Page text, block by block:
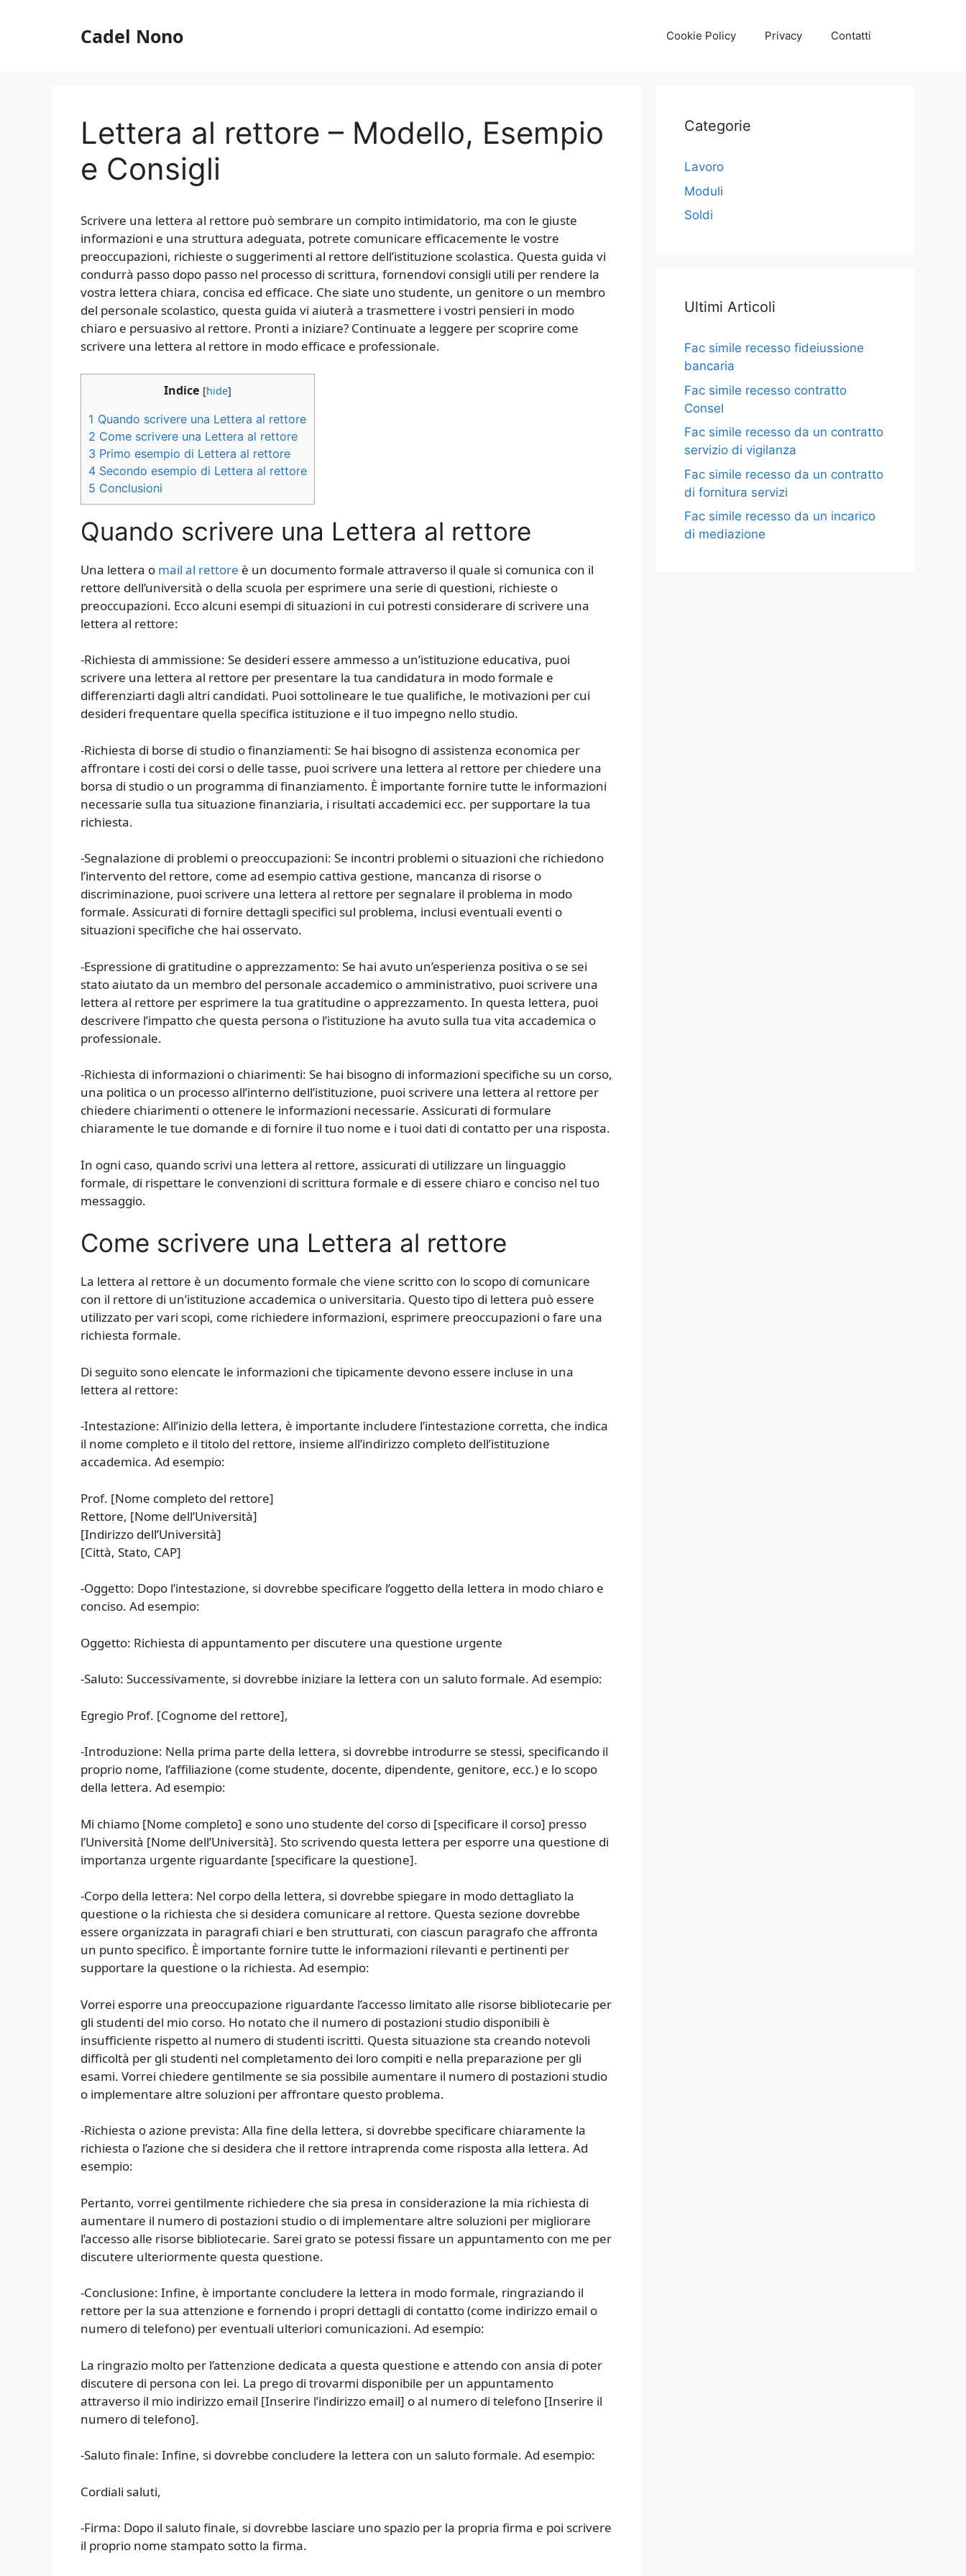
Cadel Nono Cookie Policy Privacy Contatti
Lettera al rettore – Modello, Esempio
e Consigli
Scrivere una lettera al rettore può sembrare un compito intimidatorio, ma con le giuste
informazioni e una struttura adeguata, potrete comunicare efficacemente le vostre
preoccupazioni, richieste o suggerimenti al rettore dell’istituzione scolastica. Questa guida vi
condurrà passo dopo passo nel processo di scrittura, fornendovi consigli utili per rendere la
vostra lettera chiara, concisa ed efficace. Che siate uno studente, un genitore o un membro
del personale scolastico, questa guida vi aiuterà a trasmettere i vostri pensieri in modo
chiaro e persuasivo al rettore. Pronti a iniziare? Continuate a leggere per scoprire come
scrivere una lettera al rettore in modo efficace e professionale.
Indice [hide]
1 Quando scrivere una Lettera al rettore
2 Come scrivere una Lettera al rettore
3 Primo esempio di Lettera al rettore
4 Secondo esempio di Lettera al rettore
5 Conclusioni
Quando scrivere una Lettera al rettore
Una lettera o mail al rettore è un documento formale attraverso il quale si comunica con il
rettore dell’università o della scuola per esprimere una serie di questioni, richieste o
preoccupazioni. Ecco alcuni esempi di situazioni in cui potresti considerare di scrivere una
lettera al rettore:
-Richiesta di ammissione: Se desideri essere ammesso a un’istituzione educativa, puoi
scrivere una lettera al rettore per presentare la tua candidatura in modo formale e
differenziarti dagli altri candidati. Puoi sottolineare le tue qualifiche, le motivazioni per cui
desideri frequentare quella specifica istituzione e il tuo impegno nello studio.
-Richiesta di borse di studio o finanziamenti: Se hai bisogno di assistenza economica per
affrontare i costi dei corsi o delle tasse, puoi scrivere una lettera al rettore per chiedere una
borsa di studio o un programma di finanziamento. È importante fornire tutte le informazioni
necessarie sulla tua situazione finanziaria, i risultati accademici ecc. per supportare la tua
richiesta.
-Segnalazione di problemi o preoccupazioni: Se incontri problemi o situazioni che richiedono
l’intervento del rettore, come ad esempio cattiva gestione, mancanza di risorse o
discriminazione, puoi scrivere una lettera al rettore per segnalare il problema in modo
formale. Assicurati di fornire dettagli specifici sul problema, inclusi eventuali eventi o
situazioni specifiche che hai osservato.
-Espressione di gratitudine o apprezzamento: Se hai avuto un’esperienza positiva o se sei
stato aiutato da un membro del personale accademico o amministrativo, puoi scrivere una
lettera al rettore per esprimere la tua gratitudine o apprezzamento. In questa lettera, puoi
descrivere l’impatto che questa persona o l’istituzione ha avuto sulla tua vita accademica o
professionale.
-Richiesta di informazioni o chiarimenti: Se hai bisogno di informazioni specifiche su un corso,
una politica o un processo all’interno dell’istituzione, puoi scrivere una lettera al rettore per
chiedere chiarimenti o ottenere le informazioni necessarie. Assicurati di formulare
chiaramente le tue domande e di fornire il tuo nome e i tuoi dati di contatto per una risposta.
In ogni caso, quando scrivi una lettera al rettore, assicurati di utilizzare un linguaggio
formale, di rispettare le convenzioni di scrittura formale e di essere chiaro e conciso nel tuo
messaggio.
Come scrivere una Lettera al rettore
La lettera al rettore è un documento formale che viene scritto con lo scopo di comunicare
con il rettore di un’istituzione accademica o universitaria. Questo tipo di lettera può essere
utilizzato per vari scopi, come richiedere informazioni, esprimere preoccupazioni o fare una
richiesta formale.
Di seguito sono elencate le informazioni che tipicamente devono essere incluse in una
lettera al rettore:
-Intestazione: All’inizio della lettera, è importante includere l’intestazione corretta, che indica
il nome completo e il titolo del rettore, insieme all’indirizzo completo dell’istituzione
accademica. Ad esempio:
Prof. [Nome completo del rettore]
Rettore, [Nome dell’Università]
[Indirizzo dell’Università]
[Città, Stato, CAP]
-Oggetto: Dopo l’intestazione, si dovrebbe specificare l’oggetto della lettera in modo chiaro e
conciso. Ad esempio:
Oggetto: Richiesta di appuntamento per discutere una questione urgente
-Saluto: Successivamente, si dovrebbe iniziare la lettera con un saluto formale. Ad esempio:
Egregio Prof. [Cognome del rettore],
-Introduzione: Nella prima parte della lettera, si dovrebbe introdurre se stessi, specificando il
proprio nome, l’affiliazione (come studente, docente, dipendente, genitore, ecc.) e lo scopo
della lettera. Ad esempio:
Mi chiamo [Nome completo] e sono uno studente del corso di [specificare il corso] presso
l’Università [Nome dell’Università]. Sto scrivendo questa lettera per esporre una questione di
importanza urgente riguardante [specificare la questione].
-Corpo della lettera: Nel corpo della lettera, si dovrebbe spiegare in modo dettagliato la
questione o la richiesta che si desidera comunicare al rettore. Questa sezione dovrebbe
essere organizzata in paragrafi chiari e ben strutturati, con ciascun paragrafo che affronta
un punto specifico. È importante fornire tutte le informazioni rilevanti e pertinenti per
supportare la questione o la richiesta. Ad esempio:
Vorrei esporre una preoccupazione riguardante l’accesso limitato alle risorse bibliotecarie per
gli studenti del mio corso. Ho notato che il numero di postazioni studio disponibili è
insufficiente rispetto al numero di studenti iscritti. Questa situazione sta creando notevoli
difficoltà per gli studenti nel completamento dei loro compiti e nella preparazione per gli
esami. Vorrei chiedere gentilmente se sia possibile aumentare il numero di postazioni studio
o implementare altre soluzioni per affrontare questo problema.
-Richiesta o azione prevista: Alla fine della lettera, si dovrebbe specificare chiaramente la
richiesta o l’azione che si desidera che il rettore intraprenda come risposta alla lettera. Ad
esempio:
Pertanto, vorrei gentilmente richiedere che sia presa in considerazione la mia richiesta di
aumentare il numero di postazioni studio o di implementare altre soluzioni per migliorare
l’accesso alle risorse bibliotecarie. Sarei grato se potessi fissare un appuntamento con me per
discutere ulteriormente questa questione.
-Conclusione: Infine, è importante concludere la lettera in modo formale, ringraziando il
rettore per la sua attenzione e fornendo i propri dettagli di contatto (come indirizzo email o
numero di telefono) per eventuali ulteriori comunicazioni. Ad esempio:
La ringrazio molto per l’attenzione dedicata a questa questione e attendo con ansia di poter
discutere di persona con lei. La prego di trovarmi disponibile per un appuntamento
attraverso il mio indirizzo email [Inserire l’indirizzo email] o al numero di telefono [Inserire il
numero di telefono].
-Saluto finale: Infine, si dovrebbe concludere la lettera con un saluto formale. Ad esempio:
Cordiali saluti,
-Firma: Dopo il saluto finale, si dovrebbe lasciare uno spazio per la propria firma e poi scrivere
il proprio nome stampato sotto la firma.
Categorie
Lavoro
Moduli
Soldi
Ultimi Articoli
Fac simile recesso fideiussione
bancaria​
Fac simile recesso contratto
Consel​
Fac simile recesso da un contratto
servizio di vigilanza​
Fac simile recesso da un contratto
di fornitura servizi​
Fac simile recesso da un incarico
di mediazione​